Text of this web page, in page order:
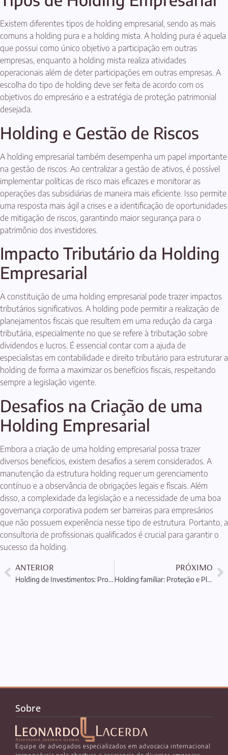
Existem diferentes tipos de holding empresarial, sendo as mais
comuns a holding pura e a holding mista. A holding pura é aquela
que possui como único objetivo a participação em outras
empresas, enquanto a holding mista realiza atividades
operacionais além de deter participações em outras empresas. A
escolha do tipo de holding deve ser feita de acordo com os
objetivos do empresário e a estratégia de proteção patrimonial
desejada.
Holding e Gestão de Riscos
A holding empresarial também desempenha um papel importante
na gestão de riscos. Ao centralizar a gestão de ativos, é possível
implementar políticas de risco mais eficazes e monitorar as
operações das subsidiárias de maneira mais eficiente. Isso permite
uma resposta mais ágil a crises e a identificação de oportunidades
de mitigação de riscos, garantindo maior segurança para o
patrimônio dos investidores.
Impacto Tributário da Holding
Empresarial
A constituição de uma holding empresarial pode trazer impactos
tributários significativos. A holding pode permitir a realização de
planejamentos fiscais que resultem em uma redução da carga
tributária, especialmente no que se refere à tributação sobre
dividendos e lucros. É essencial contar com a ajuda de
especialistas em contabilidade e direito tributário para estruturar a
holding de forma a maximizar os benefícios fiscais, respeitando
sempre a legislação vigente.
Desafios na Criação de uma
Holding Empresarial
Embora a criação de uma holding empresarial possa trazer
diversos benefícios, existem desafios a serem considerados. A
manutenção da estrutura holding requer um gerenciamento
contínuo e a observância de obrigações legais e fiscais. Além
disso, a complexidade da legislação e a necessidade de uma boa
governança corporativa podem ser barreiras para empresários
que não possuem experiência nesse tipo de estrutura. Portanto, a
consultoria de profissionais qualificados é crucial para garantir o
sucesso da holding.
ANTERIOR
Holding de Investimentos: Proteção e Planejamento Patrimonial
PRÓXIMO
Holding familiar: Proteção e Planejamento Patrimonial Eficaz
Sobre
Equipe de advogados especializados em advocacia internacional